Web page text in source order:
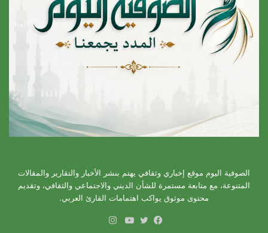
الصوفية اليوم موقع إخباري وثقافي يهتم بنشر الأخبار والتقارير والمقالات
المتنوعة، مع متابعة مستمرة للشأن الديني والاجتماعي والثقافي، وتقديم
محتوى موثوق يواكب اهتمامات القارئ العربي.